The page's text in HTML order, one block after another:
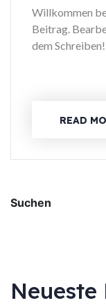
Willkommen
Beitrag.
dem Schreiben!
READ
Suchen